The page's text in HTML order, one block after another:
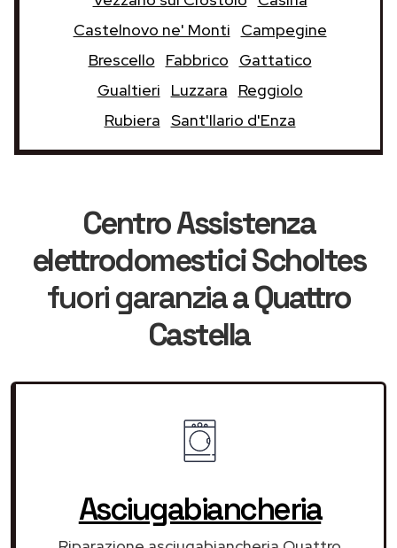
Castelnovo ne' Monti
Campegine
Brescello
Fabbrico
Gattatico
Gualtieri
Luzzara
Reggiolo
Rubiera Sant'Ilario d'Enza
Centro Assistenza
elettrodomestici Scholtes
fuori garanziaa Quattro
Castella
Asciugabiancheria